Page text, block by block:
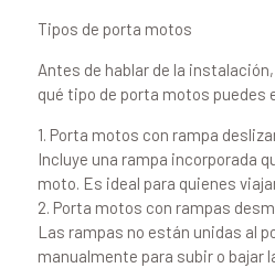
Tipos de porta motos
Antes de hablar de la
qué tipo de porta motos puedes
1. Porta motos con rampa
Incluye una rampa incorporada
moto. Es ideal para quienes
2. Porta motos con rampas
Las rampas no están unidas al
manualmente para subir o bajar